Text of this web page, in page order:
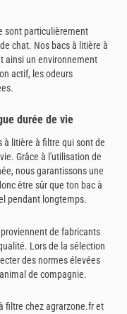
sont particulièrement
chat. Nos bacs à litière à
ainsi un environnement
actif, les odeurs
durée de vie
à litière à filtre qui sont de
Grâce à l'utilisation de
nous garantissons une
être sûr que ton bac à
pendant longtemps.
de fabricants
Lors de la sélection
des normes élevées
de compagnie.
filtre chez agrarzone.fr et